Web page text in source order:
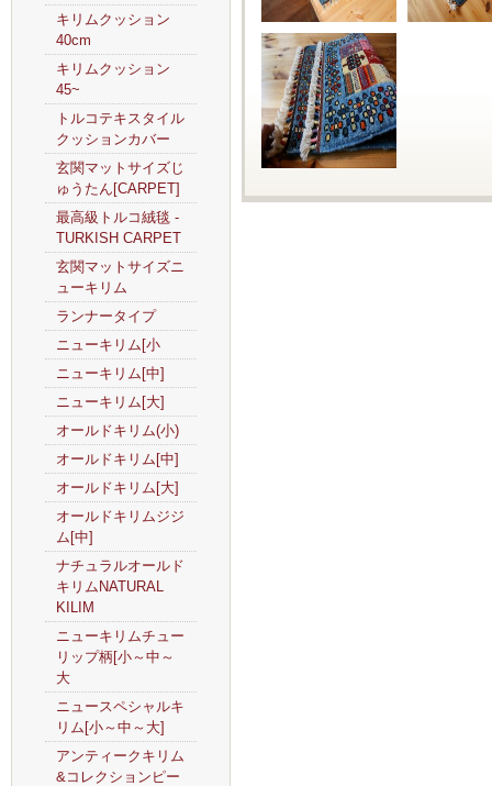
キリムクッション
40cm
キリムクッション
45~
トルコテキスタイル
クッションカバー
玄関マットサイズじ
ゅうたん[CARPET]
最高級トルコ絨毯 -
TURKISH CARPET
玄関マットサイズニ
ューキリム
ランナータイプ
ニューキリム[小
ニューキリム[中]
ニューキリム[大]
オールドキリム(小)
オールドキリム[中]
オールドキリム[大]
オールドキリムジジ
ム[中]
ナチュラルオールド
キリムNATURAL
KILIM
ニューキリムチュー
リップ柄[小～中～
大
ニュースペシャルキ
リム[小～中～大]
アンティークキリム
&コレクションピー